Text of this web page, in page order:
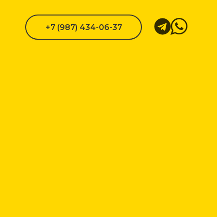
+7 (987) 434-06-37